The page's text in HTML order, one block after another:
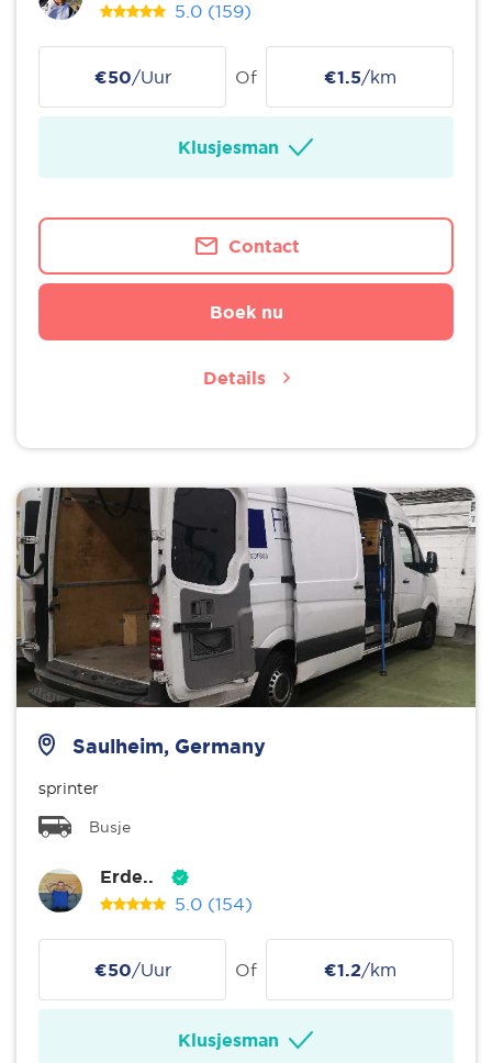
5.0 (159)
€50/Uur Of €1.5/km
Klusjesman
Contact
Boek nu
Details
Saulheim, Germany
sprinter
Busje
Erde..
5.0 (154)
€50/Uur Of €1.2/km
Klusjesman